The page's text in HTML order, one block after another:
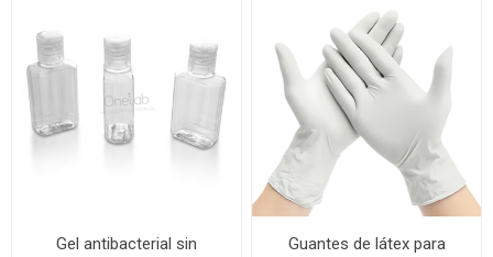
Gel antibacterial sin
Guantes de látex para